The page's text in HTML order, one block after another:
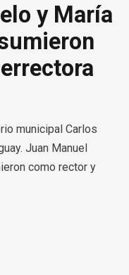
y María
municipal Carlos
Juan Manuel
como rector y